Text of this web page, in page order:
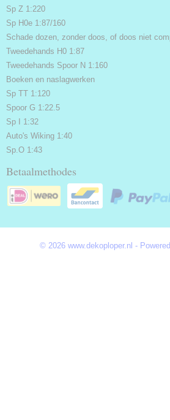
Sp Z 1:220
Sp H0e 1:87/160
Schade dozen, zonder doos, of doos niet
Tweedehands H0 1:87
Tweedehands Spoor N 1:160
Boeken en naslagwerken
Sp TT 1:120
Spoor G 1:22.5
Sp I 1:32
Auto's Wiking 1:40
Sp.O 1:43
Betaalmethodes
© 2026 www.dekoploper.nl -